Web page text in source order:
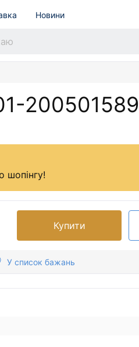
Новини
200501589
шопінгу!
Купити
У список бажань